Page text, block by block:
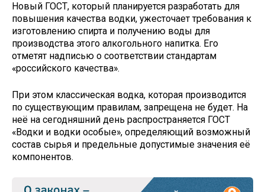
Новый ГОСТ, который планируется разработать для
повышения качества водки, ужесточает требования к
изготовлению спирта и получению воды для
производства этого алкогольного напитка. Его
отметят надписью о соответствии стандартам
«российского качества».
При этом классическая водка, которая производится
по существующим правилам, запрещена не будет. На
неё на сегодняшний день распространяется ГОСТ
«Водки и водки особые», определяющий возможный
состав сырья и предельные допустимые значения её
компонентов.